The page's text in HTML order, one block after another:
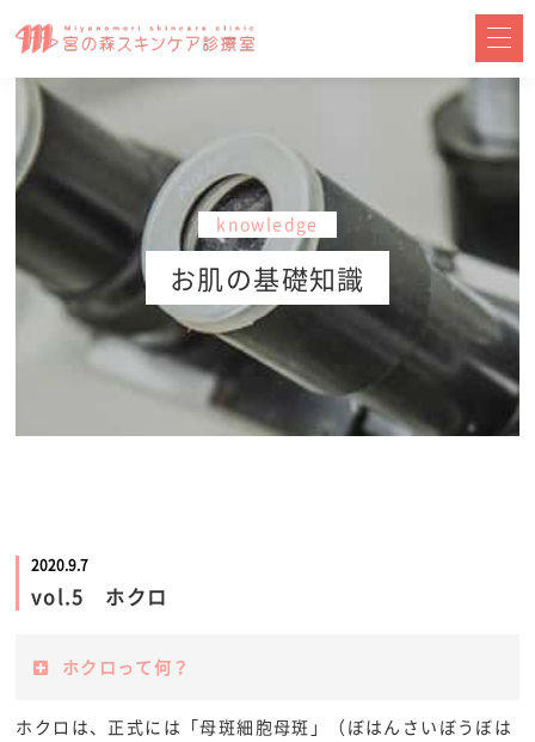
knowledge
お肌の基礎知識
2020.9.7
vol.5 ホクロ
ホクロって何？
ホクロは、正式には「母斑細胞母斑」（ぼはんさいぼうぼは